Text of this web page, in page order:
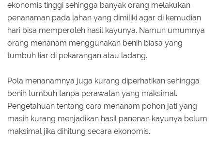
ekonomis tinggi sehingga banyak orang melakukan
penanaman pada lahan yang dimiliki agar di kemudian
hari bisa memperoleh hasil kayunya. Namun umumnya
orang menanam menggunakan benih biasa yang
tumbuh liar di pekarangan atau ladang.
Pola menanamnya juga kurang diperhatikan sehingga
benih tumbuh tanpa perawatan yang maksimal.
Pengetahuan tentang cara menanam pohon jati yang
masih kurang menjadikan hasil panenan kayunya belum
maksimal jika dihitung secara ekonomis.